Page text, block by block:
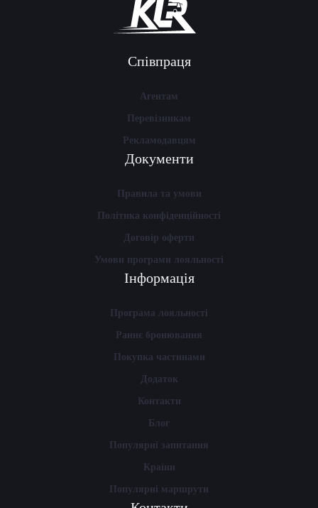
Співпраця
Агентам
Перевізникам
Рекламодавцям
Документи
Правила та умови
Політика конфіденційності
Договір оферти
Умови програми лояльності
Інформація
Програма лояльності
Раннє бронювання
Покупка частинами
Додаток
Контакти
Блог
Популярні запитання
Країни
Популярні маршрути